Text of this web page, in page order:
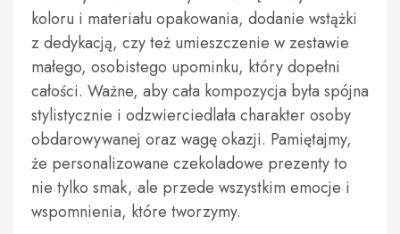
koloru i materiału opakowania, dodanie wstążki
z dedykacją, czy też umieszczenie w zestawie
małego, osobistego upominku, który dopełni
całości. Ważne, aby cała kompozycja była spójna
stylistycznie i odzwierciedlała charakter osoby
obdarowywanej oraz wagę okazji. Pamiętajmy,
że personalizowane czekoladowe prezenty to
nie tylko smak, ale przede wszystkim emocje i
wspomnienia, które tworzymy.